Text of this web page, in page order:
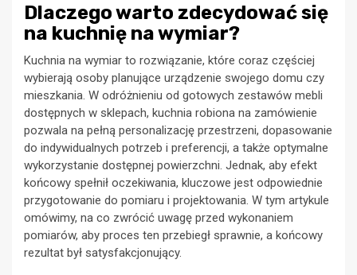
Dlaczego warto zdecydować się
na kuchnię na wymiar?
Kuchnia na wymiar to rozwiązanie, które coraz częściej
wybierają osoby planujące urządzenie swojego domu czy
mieszkania. W odróżnieniu od gotowych zestawów mebli
dostępnych w sklepach, kuchnia robiona na zamówienie
pozwala na pełną personalizację przestrzeni, dopasowanie
do indywidualnych potrzeb i preferencji, a także optymalne
wykorzystanie dostępnej powierzchni. Jednak, aby efekt
końcowy spełnił oczekiwania, kluczowe jest odpowiednie
przygotowanie do pomiaru i projektowania. W tym artykule
omówimy, na co zwrócić uwagę przed wykonaniem
pomiarów, aby proces ten przebiegł sprawnie, a końcowy
rezultat był satysfakcjonujący.